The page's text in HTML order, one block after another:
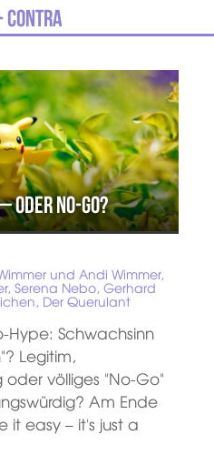
Contra
oder NO-GO?
und Andi Wimmer,
Serena Nebo, Gerhard
Der Querulant
Hype: Schwachsinn
Legitim,
oder völliges "No-Go"
Am Ende
it easy – it's just a